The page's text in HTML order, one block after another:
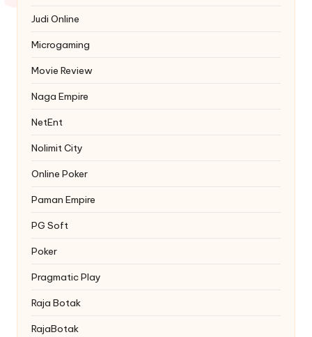
Judi Online
Microgaming
Movie Review
Naga Empire
NetEnt
Nolimit City
Online Poker
Paman Empire
PG Soft
Poker
Pragmatic Play
Raja Botak
RajaBotak